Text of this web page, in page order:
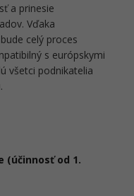
a prinesie
Vďaka
celý proces
s európskymi
všetci podnikatelia
(účinnosť od 1.